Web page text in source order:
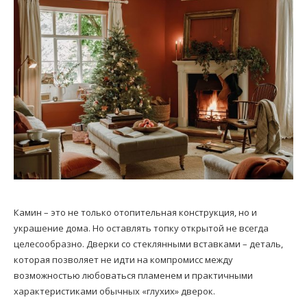
Камин – это не только отопительная конструкция, но и
украшение дома. Но оставлять топку открытой не всегда
целесообразно. Дверки со стеклянными вставками – деталь,
которая позволяет не идти на компромисс между
возможностью любоваться пламенем и практичными
характеристиками обычных «глухих» дверок.